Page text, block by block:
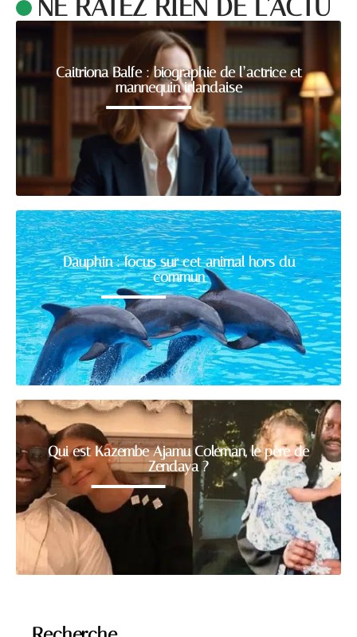
NE RATEZ RIEN DE L'ACTU
Caitriona Balfe : biographie de l’actrice et
mannequin irlandaise
Dauphin : focus sur cet animal hors du
commun
Qui est Kazembe Ajamu Coleman, le père de
Zendaya ?